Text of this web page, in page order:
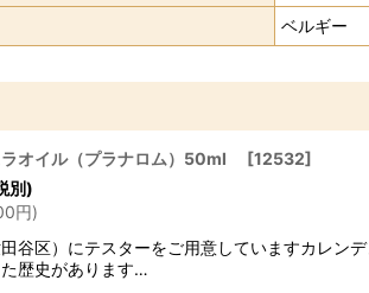
ベルギー
ラオイル（プラナロム）50ml [12532]
別)
円)
田谷区）にテスターをご用意していますカレ
歴史があります…